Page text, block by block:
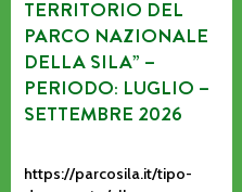
TERRITORIO DEL
PARCO NAZIONALE
DELLA SILA” –
PERIODO: LUGLIO –
SETTEMBRE 2026
https://parcosila.it/tipo-